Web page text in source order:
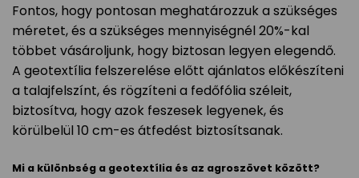
Fontos, hogy pontosan meghatározzuk a szükséges
méretet, és a szükséges mennyiségnél 20%-kal
többet vásároljunk, hogy biztosan legyen elegendő.
A geotextília felszerelése előtt ajánlatos előkészíteni
a talajfelszínt, és rögzíteni a fedőfólia széleit,
biztosítva, hogy azok feszesek legyenek, és
körülbelül 10 cm-es átfedést biztosítsanak.
Mi a különbség a geotextília és az agroszövet között?